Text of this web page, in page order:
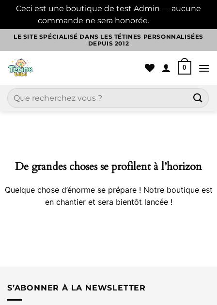
Ceci est une boutique de test Admin — aucune
commande ne sera honorée.
Passer
contenu
LE SITE SPÉCIALISÉ DANS LES TÉTINES PERSONNALISÉES
DEPUIS 2012
0
Recherche
pour :
De grandes choses se profilent à l’horizon
Quelque chose d’énorme se prépare ! Notre boutique est
en chantier et sera bientôt lancée !
S’ABONNER À LA NEWSLETTER